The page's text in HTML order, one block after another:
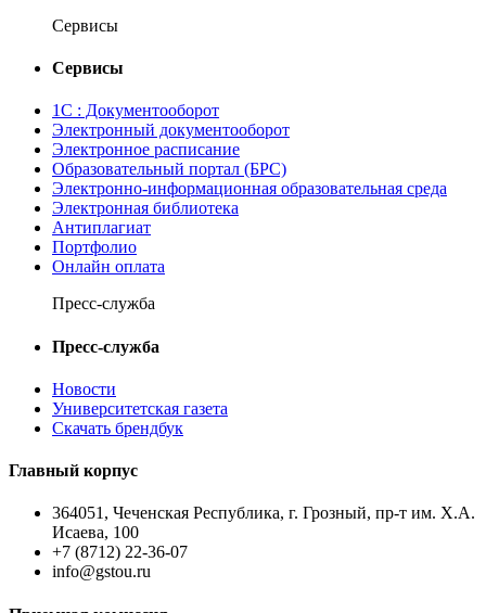
Сервисы
Сервисы
1С : Документооборот
Электронный документооборот
Электронное расписание
Образовательный портал (БРС)
Электронно-информационная образовательная среда
Электронная библиотека
Антиплагиат
Портфолио
Онлайн оплата
Пресс-служба
Пресс-служба
Новости
Университетская газета
Скачать брендбук
Главный корпус
364051, Чеченская Республика, г. Грозный, пр-т им. Х.А.
Исаева, 100
+7 (8712) 22-36-07
info@gstou.ru